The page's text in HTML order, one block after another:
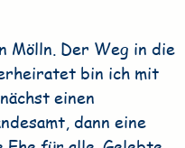
Mölln. Der Weg in die
bin ich mit
einen
dann eine